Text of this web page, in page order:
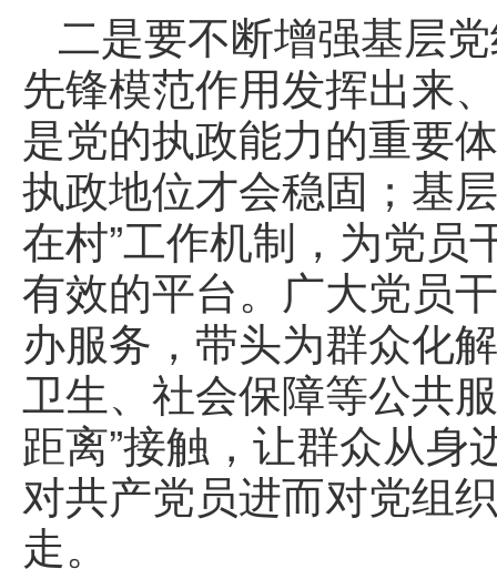
二是要不断增强基层
先锋模范作用发挥出来
是党的执政能力的重要
执政地位才会稳固；基
在村”工作机制，为党
有效的平台。广大党员
办服务，带头为群众化
卫生、社会保障等公共
距离”接触，让群众从
对共产党员进而对党组
走。